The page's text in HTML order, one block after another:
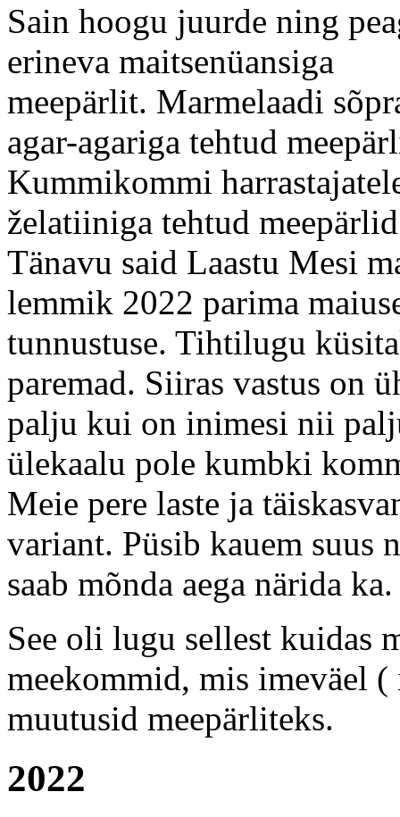
Sain hoogu juurde ning
erineva maitsenüansiga
meepärlit. Marmelaadi
agar-agariga tehtud
Kummikommi
želatiiniga tehtud
Tänavu said Laastu Mesi
lemmik 2022 parima
tunnustuse. Tihtilugu
paremad. Siiras vastus on
palju kui on inimesi nii
ülekaalu pole kumbki
Meie pere laste ja
variant. Püsib kauem suus
saab mõnda aega närida ka.
See oli lugu sellest kuidas
meekommid, mis imeväel
muutusid meepärliteks.
2022